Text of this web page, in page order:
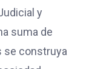
y
suma de
se construya